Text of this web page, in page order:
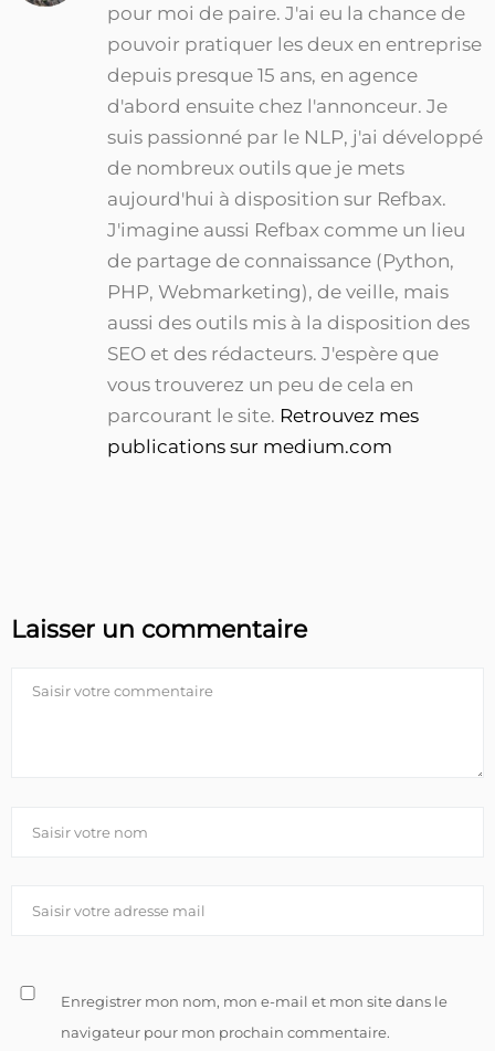
pour moi de paire. J'ai eu la chance de
pouvoir pratiquer les deux en entreprise
depuis presque 15 ans, en agence
d'abord ensuite chez l'annonceur. Je
suis passionné par le NLP, j'ai développé
de nombreux outils que je mets
aujourd'hui à disposition sur Refbax.
J'imagine aussi Refbax comme un lieu
de partage de connaissance (Python,
PHP, Webmarketing), de veille, mais
aussi des outils mis à la disposition des
SEO et des rédacteurs. J'espère que
vous trouverez un peu de cela en
parcourant le site. Retrouvez mes
publications sur medium.com
Laisser un commentaire
Enregistrer mon nom, mon e-mail et mon site dans le
navigateur pour mon prochain commentaire.